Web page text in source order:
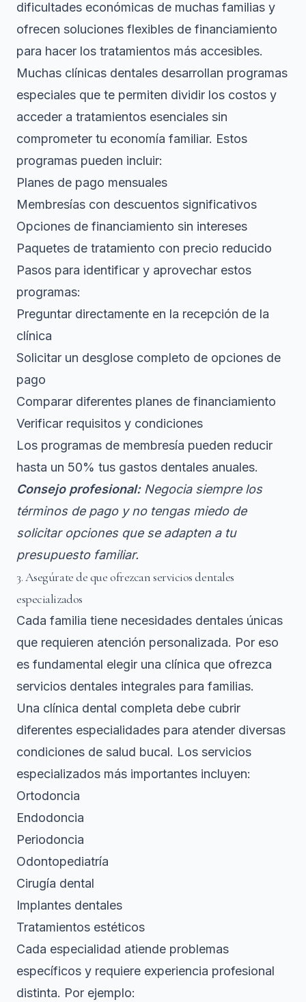
dificultades económicas de muchas familias y
ofrecen soluciones flexibles de financiamiento
para hacer los tratamientos más accesibles.
Muchas clínicas dentales desarrollan programas
especiales que te permiten dividir los costos y
acceder a tratamientos esenciales sin
comprometer tu economía familiar. Estos
programas pueden incluir:
Planes de pago mensuales
Membresías con descuentos significativos
Opciones de financiamiento sin intereses
Paquetes de tratamiento con precio reducido
Pasos para identificar y aprovechar estos
programas:
Preguntar directamente en la recepción de la
clínica
Solicitar un desglose completo de opciones de
pago
Comparar diferentes planes de financiamiento
Verificar requisitos y condiciones
Los programas de membresía pueden reducir
hasta un 50% tus gastos dentales anuales.
Consejo profesional: Negocia siempre los
términos de pago y no tengas miedo de
solicitar opciones que se adapten a tu
presupuesto familiar.
3. Asegúrate de que ofrezcan servicios dentales
especializados
Cada familia tiene necesidades dentales únicas
que requieren atención personalizada. Por eso
es fundamental elegir una clínica que ofrezca
servicios dentales integrales para familias.
Una clínica dental completa debe cubrir
diferentes especialidades para atender diversas
condiciones de salud bucal. Los servicios
especializados más importantes incluyen:
Ortodoncia
Endodoncia
Periodoncia
Odontopediatría
Cirugía dental
Implantes dentales
Tratamientos estéticos
Cada especialidad atiende problemas
específicos y requiere experiencia profesional
distinta. Por ejemplo: